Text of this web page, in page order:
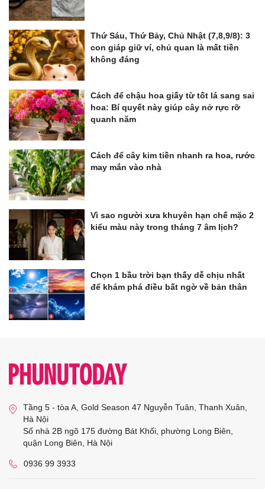
Thứ Sáu, Thứ Bảy, Chủ Nhật (7,8,9/8): 3
con giáp giữ ví, chủ quan là mất tiền
không đáng
Cách để chậu hoa giấy từ tốt lá sang sai
hoa: Bí quyết này giúp cây nở rực rỡ
quanh năm
Cách để cây kim tiền nhanh ra hoa, rước
may mắn vào nhà
Vì sao người xưa khuyên hạn chế mặc 2
kiểu màu này trong tháng 7 âm lịch?
Chọn 1 bầu trời bạn thấy dễ chịu nhất
để khám phá điều bất ngờ về bản thân
Tầng 5 - tòa A, Gold Season 47 Nguyễn Tuân, Thanh Xuân,
Hà Nội
Số nhà 2B ngõ 175 đường Bát Khối, phường Long Biên,
quận Long Biên, Hà Nội
0936 99 3933